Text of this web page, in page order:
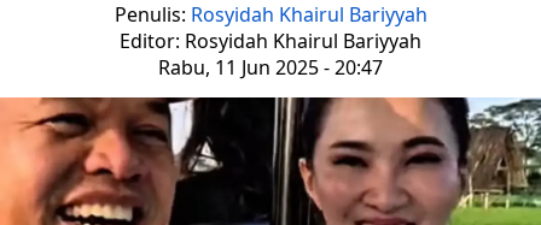
Penulis: Rosyidah Khairul Bariyyah
Editor: Rosyidah Khairul Bariyyah
Rabu, 11 Jun 2025 - 20:47